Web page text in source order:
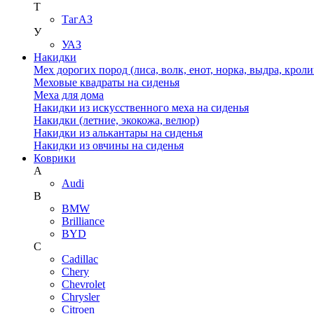
Т
ТагАЗ
У
УАЗ
Накидки
Мех дорогих пород (лиса, волк, енот, норка, выдра,
Меховые квадраты на сиденья
Меха для дома
Накидки из искусственного меха на сиденья
Накидки (летние, экокожа, велюр)
Накидки из алькантары на сиденья
Накидки из овчины на сиденья
Коврики
A
Audi
B
BMW
Brilliance
BYD
C
Cadillac
Chery
Chevrolet
Chrysler
Citroen